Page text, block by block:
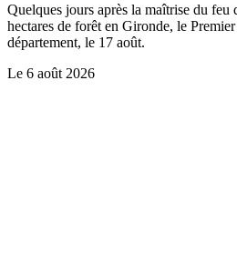
Quelques jours après la maîtrise du
hectares de forêt en Gironde, le
département, le 17 août.
Le 6 août 2026